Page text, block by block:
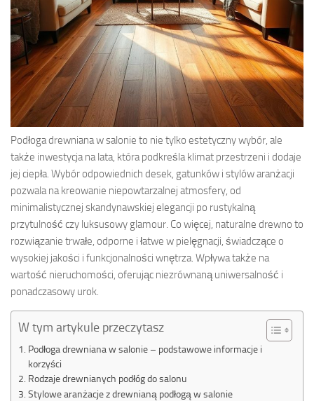
Podłoga drewniana w salonie to nie tylko estetyczny wybór, ale
także inwestycja na lata, która podkreśla klimat przestrzeni i dodaje
jej ciepła. Wybór odpowiednich desek, gatunków i stylów aranżacji
pozwala na kreowanie niepowtarzalnej atmosfery, od
minimalistycznej skandynawskiej elegancji po rustykalną
przytulność czy luksusowy glamour. Co więcej, naturalne drewno to
rozwiązanie trwałe, odporne i łatwe w pielęgnacji, świadczące o
wysokiej jakości i funkcjonalności wnętrza. Wpływa także na
wartość nieruchomości, oferując niezrównaną uniwersalność i
ponadczasowy urok.
W tym artykule przeczytasz
Podłoga drewniana w salonie – podstawowe informacje i
korzyści
Rodzaje drewnianych podłóg do salonu
Stylowe aranżacje z drewnianą podłogą w salonie